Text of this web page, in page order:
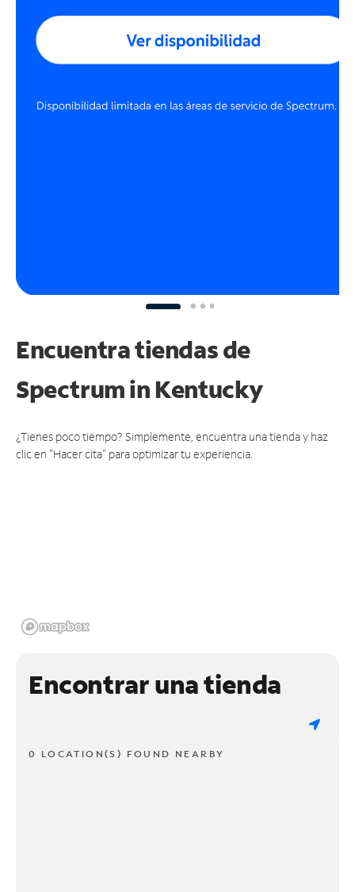
Encuentra tiendas de
Spectrumin Kentucky
¿Tienes poco tiempo? Simplemente, encuentra una tienda y haz
clic en "Hacer cita" para optimizar tu experiencia.
Encontrar una tienda
0 LOCATION(S) FOUND NEARBY